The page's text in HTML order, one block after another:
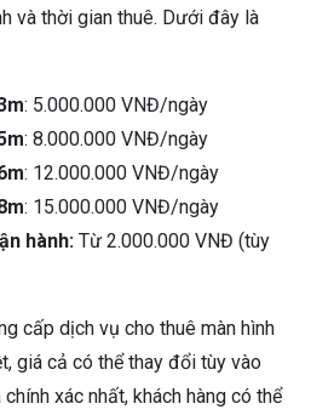
và thời gian thuê. Dưới đây là
: 5.000.000 VNĐ/ngày
: 8.000.000 VNĐ/ngày
: 12.000.000 VNĐ/ngày
: 15.000.000 VNĐ/ngày
hành: Từ 2.000.000 VNĐ (tùy
cấp dịch vụ cho thuê màn hình
giá cả có thể thay đổi tùy vào
xác nhất, khách hàng có thể